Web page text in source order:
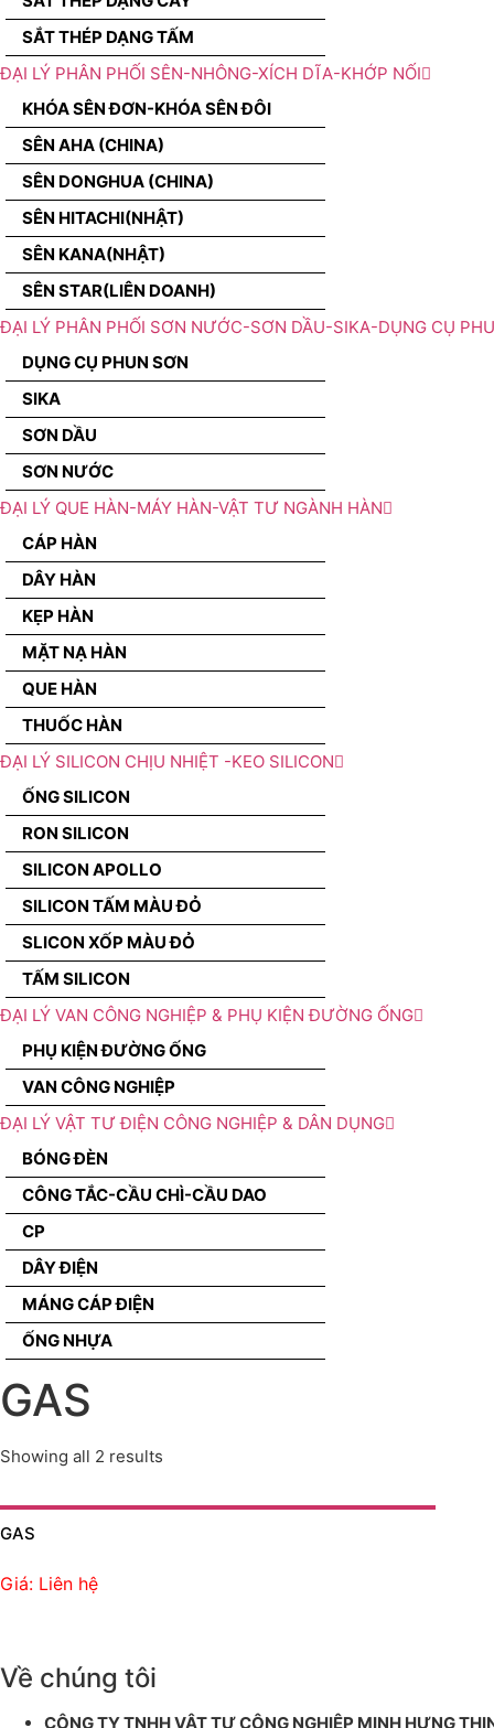
SẮT THÉP DẠNG TẤM
ĐẠI LÝ PHÂN PHỐI SÊN-NHÔNG-XÍCH DĨA-KHỚP NỐI
KHÓA SÊN ĐƠN-KHÓA SÊN ĐÔI
SÊN AHA (CHINA)
SÊN DONGHUA (CHINA)
SÊN HITACHI(NHẬT)
SÊN KANA(NHẬT)
SÊN STAR(LIÊN DOANH)
ĐẠI LÝ PHÂN PHỐI SƠN NƯỚC-SƠN DẦU-SIKA-DỤNG CỤ
DỤNG CỤ PHUN SƠN
SIKA
SƠN DẦU
SƠN NƯỚC
ĐẠI LÝ QUE HÀN-MÁY HÀN-VẬT TƯ NGÀNH HÀN
CÁP HÀN
DÂY HÀN
KẸP HÀN
MẶT NẠ HÀN
QUE HÀN
THUỐC HÀN
ĐẠI LÝ SILICON CHỊU NHIỆT -KEO SILICON
ỐNG SILICON
RON SILICON
SILICON APOLLO
SILICON TẤM MÀU ĐỎ
SLICON XỐP MÀU ĐỎ
TẤM SILICON
ĐẠI LÝ VAN CÔNG NGHIỆP & PHỤ KIỆN ĐƯỜNG ỐNG
PHỤ KIỆN ĐƯỜNG ỐNG
VAN CÔNG NGHIỆP
ĐẠI LÝ VẬT TƯ ĐIỆN CÔNG NGHIỆP & DÂN DỤNG
BÓNG ĐÈN
CÔNG TẮC-CẦU CHÌ-CẦU DAO
CP
DÂY ĐIỆN
MÁNG CÁP ĐIỆN
ỐNG NHỰA
GAS
Showing all 2 results
GAS
Giá: Liên hệ
Về chúng tôi
CÔNG TY TNHH VẬT TƯ CÔNG NGHIỆP MINH HƯNG